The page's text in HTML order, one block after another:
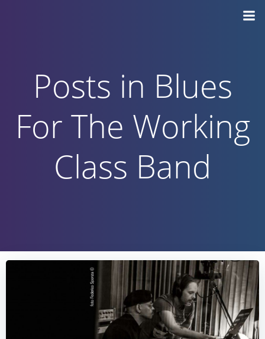
Posts in Blues
For The Working
Class Band